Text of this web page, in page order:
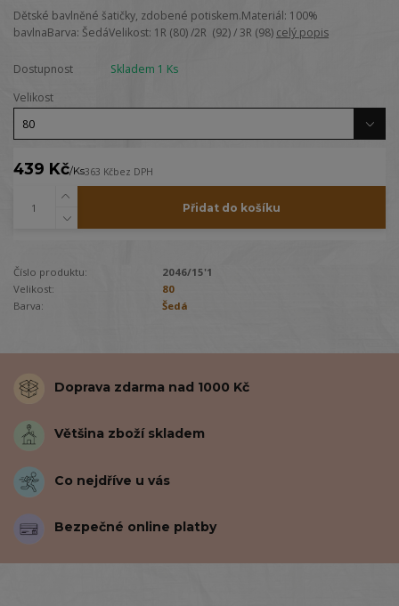
Dětské bavlněné šatičky, zdobené potiskem.Materiál: 100%
bavlnaBarva: ŠedáVelikost: 1R (80) /2R (92) / 3R (98) celý popis
Dostupnost
Skladem 1 Ks
Velikost
439 Kč/Ks363 Kčbez DPH
Přidat do košíku
Číslo produktu:
2046/15'1
Velikost:
80
Barva:
Šedá
Doprava zdarma nad 1000 Kč
Většina zboží skladem
Co nejdříve u vás
Bezpečné online platby